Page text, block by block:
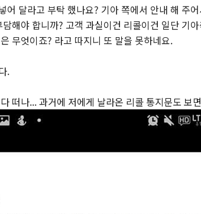
어 달라고 부탁 했나요? 기아 쪽에서 안내 해 주
해야 합니까? 고객 과실이건 리콜이건 일단 기
무엇이죠? 라고 따지니 또 말을 못하네요.
.
떠나... 과거에 저에게 날라온 리콜 통지문도 보